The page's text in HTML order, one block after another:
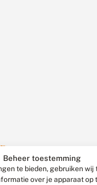
Beheer toestemming
te bieden, gebruiken
over je apparaat op